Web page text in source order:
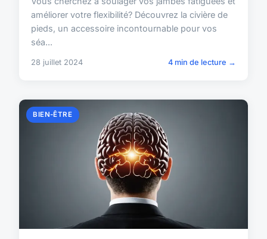
améliorer votre flexibilité? Découvrez la civière de
pieds, un accessoire incontournable pour vos
séa...
28 juillet 2024 4 min de lecture →
BIEN-ÊTRE